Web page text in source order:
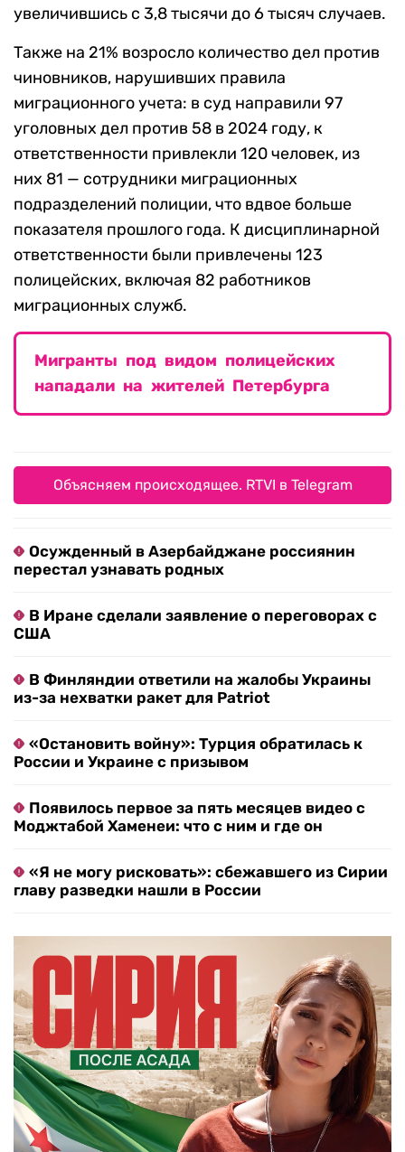
увеличившись с 3,8 тысячи до 6 тысяч случаев.
Также на 21% возросло количество дел против
чиновников, нарушивших правила
миграционного учета: в суд направили 97
уголовных дел против 58 в 2024 году, к
ответственности привлекли 120 человек, из
них 81 — сотрудники миграционных
подразделений полиции, что вдвое больше
показателя прошлого года. К дисциплинарной
ответственности были привлечены 123
полицейских, включая 82 работников
миграционных служб.
Мигранты под видом полицейских
нападали на жителей Петербурга
Объясняем происходящее. RTVI в Telegram
Осужденный в Азербайджане россиянин
перестал узнавать родных
В Иране сделали заявление о переговорах с
США
В Финляндии ответили на жалобы Украины
из-за нехватки ракет для Patriot
«Остановить войну»: Турция обратилась к
России и Украине с призывом
Появилось первое за пять месяцев видео с
Моджтабой Хаменеи: что с ним и где он
«Я не могу рисковать»: сбежавшего из Сирии
главу разведки нашли в России